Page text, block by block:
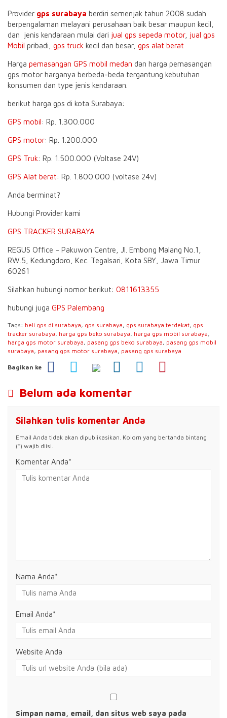
Provider gps surabaya berdiri semenjak tahun 2008 sudah
berpengalaman melayani perusahaan baik besar maupun kecil,
dan jenis kendaraan mulai dari jual gps sepeda motor, jual gps
Mobil pribadi, gps truck kecil dan besar, gps alat berat
Harga pemasangan GPS mobil medan dan harga pemasangan
gps motor harganya berbeda-beda tergantung kebutuhan
konsumen dan type jenis kendaraan.
berikut harga gps di kota Surabaya:
GPS mobil: Rp. 1.300.000
GPS motor: Rp. 1.200.000
GPS Truk: Rp. 1.500.000 (Voltase 24V)
GPS Alat berat: Rp. 1.800.000 (voltase 24v)
Anda berminat?
Hubungi Provider kami
GPS TRACKER SURABAYA
REGUS Office – Pakuwon Centre, Jl. Embong Malang No.1,
RW.5, Kedungdoro, Kec. Tegalsari, Kota SBY, Jawa Timur
60261
Silahkan hubungi nomor berikut: 0811613355
hubungi juga GPS Palembang
Tags: beli gps di surabaya, gps surabaya, gps surabaya terdekat, gps
tracker surabaya, harga gps beko surabaya, harga gps mobil surabaya,
harga gps motor surabaya, pasang gps beko surabaya, pasang gps mobil
surabaya, pasang gps motor surabaya, pasang gps surabaya
Bagikan ke
Belum ada komentar
Silahkan tulis komentar Anda
Email Anda tidak akan dipublikasikan. Kolom yang bertanda bintang
(*) wajib diisi.
Komentar Anda*
Nama Anda*
Email Anda*
Website Anda
Simpan nama, email, dan situs web saya pada